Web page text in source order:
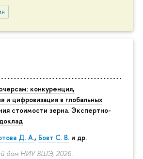
конкуренция,
и цифровизация в глобальных
стоимости зерна. Экспертно-
Д. А., Бовт С. В. и др.
дом НИУ ВШЭ, 2026.